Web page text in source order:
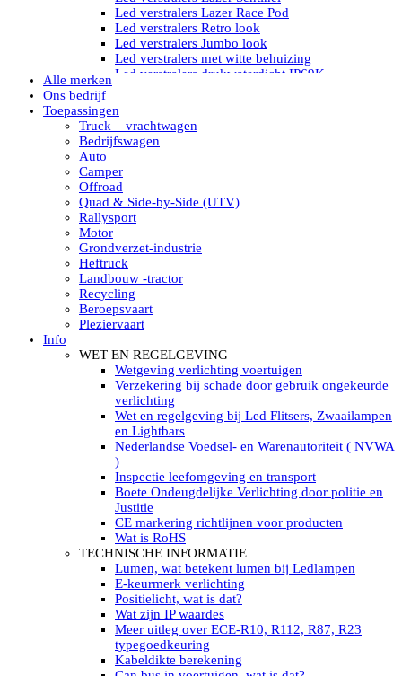
Led verstralers Lazer Race Pod
Led verstralers Retro look
Led verstralers Jumbo look
Led verstralers met witte behuizing
Led verstralers drukwaterdicht IP69K
LED WERKLAMPEN
Model werklamp
Led werklamp vierkant
Led werklamp ovaal
Led werklamp kleur wit
Combinatie LED werklampen
Led achteruitrijverlichting
Led onderbouw achteruitrijlamp
Led werklamp industrieel
Led veiligheidsverlichting
Led werklamp tractor
Led werklamp ADR
Led werklamp drukwaterdicht IP69K
Led werklampen assortiment Tralert
Led breedstralers Lazer
Led werklampen in Subcategorieën
LED WERKVERLICHTING
LED’s work werklamp met accu
LED’s work werklamp portable 220V
LED’s work werklamp Hybride
Led lichtslang 220 Volt
LED’s work werklamp met statief 220V
LED’s light PRO schijnwerpers 220V
LED High Bay verlichting 220V
Subcategorieën Led werkverlichting
LED SIGNALISATIE
Led Flitsers
Werkverlichting met Led flitsers
Led zwaailampbalk
Led Multi zwaailampbalk
Led flitsbalk compact
Traffic Advisors
Led zwaailicht
Accessoires signalering
Led signalisatie in Subcategorieën
Alle merken
Ons bedrijf
Toepassingen
Truck – vrachtwagen
Bedrijfswagen
Auto
Camper
Offroad
Quad & Side-by-Side (UTV)
Rallysport
Motor
Grondverzet-industrie
Heftruck
Landbouw -tractor
Recycling
Beroepsvaart
Pleziervaart
Info
WET EN REGELGEVING
Wetgeving verlichting voertuigen
Verzekering bij schade door gebruik ongekeurde
verlichting
Wet en regelgeving bij Led Flitsers, Zwaailampen
en Lightbars
Nederlandse Voedsel- en Warenautoriteit ( NVWA
)
Inspectie leefomgeving en transport
Boete Ondeugdelijke Verlichting door politie en
Justitie
CE markering richtlijnen voor producten
Wat is RoHS
TECHNISCHE INFORMATIE
Lumen, wat betekent lumen bij Ledlampen
E-keurmerk verlichting
Positielicht, wat is dat?
Wat zijn IP waardes
Meer uitleg over ECE-R10, R112, R87, R23
typegoedkeuring
Kabeldikte berekening